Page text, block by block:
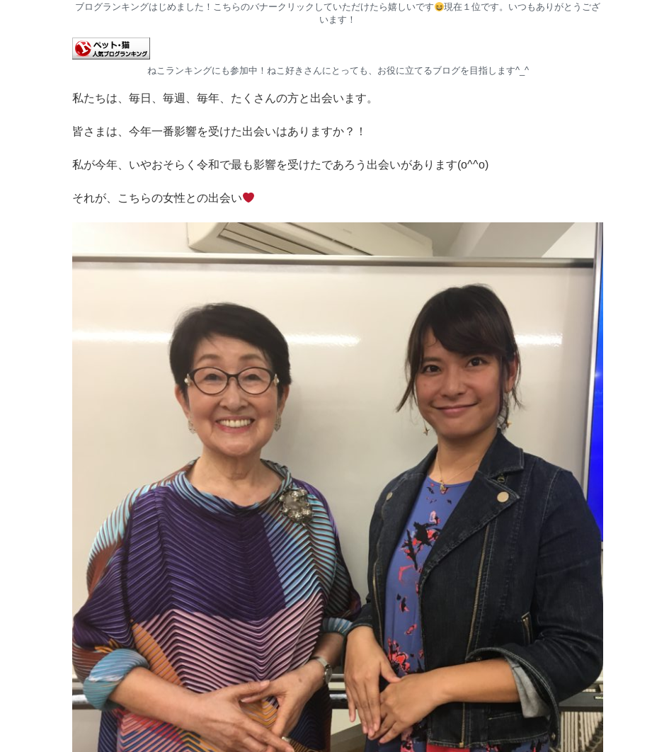
ブログランキングはじめました！こちらのバナークリックしていただけたら嬉しいです
現在１位です。いつもありがとうござ
います！
ねこランキングにも参加中！ねこ好きさんにとっても、お役に立てるブログを目指します^_^
私たちは、毎日、毎週、毎年、たくさんの方と出会います。
皆さまは、今年一番影響を受けた出会いはありますか？！
私が今年、いやおそらく令和で最も影響を受けたであろう出会いがあります(o^^o)
それが、こちらの女性との出会い